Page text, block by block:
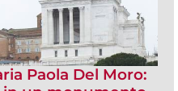
Paola Del Moro: